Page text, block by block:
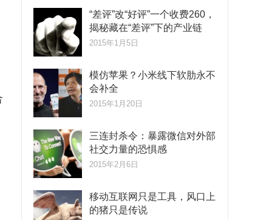
“差评”改“好评”一个收费260，
揭秘藏在“差评”下的产业链
2015年1月5日
模仿苹果？小米线下软肋永不
会补全
2015年1月20日
三连封杀令：暴露微信对外部
社交力量的恐惧感
2015年2月6日
移动互联网只是工具，风口上
的猪只是传说